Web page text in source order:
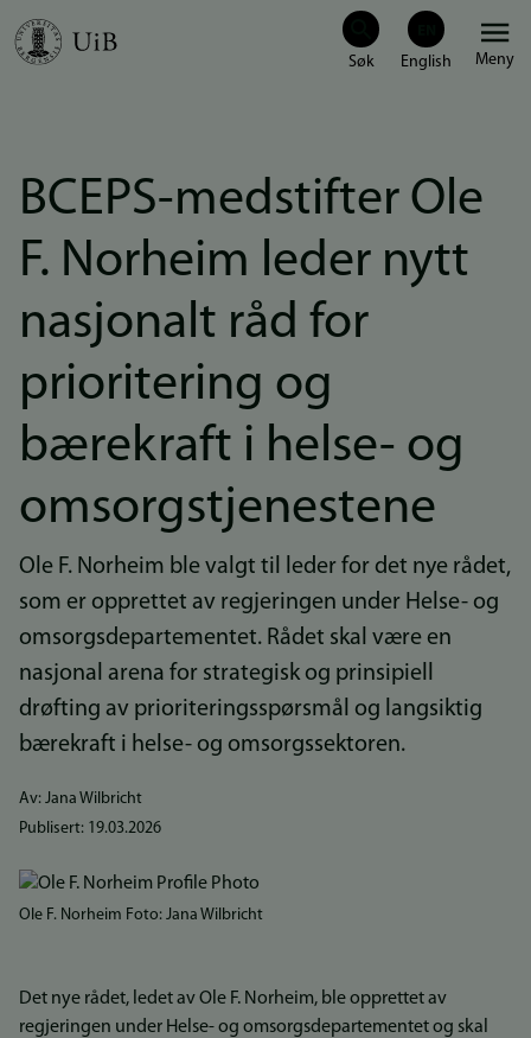
Hopp
Meny
BCEPS-medstifter Ole
F. Norheim leder nytt
nasjonalt råd for
prioritering og
bærekraft i helse- og
omsorgstjenestene
Ole F. Norheim ble valgt til leder for det nye rådet,
som er opprettet av regjeringen under Helse- og
omsorgsdepartementet. Rådet skal være en
nasjonal arena for strategisk og prinsipiell
drøfting av prioriteringsspørsmål og langsiktig
bærekraft i helse- og omsorgssektoren.
Av: Jana Wilbricht
Publisert: 19.03.2026
Bilde
Ole F. Norheim Foto: Jana Wilbricht
Det nye rådet, ledet av Ole F. Norheim, ble opprettet av
regjeringen under Helse- og omsorgsdepartementet og skal